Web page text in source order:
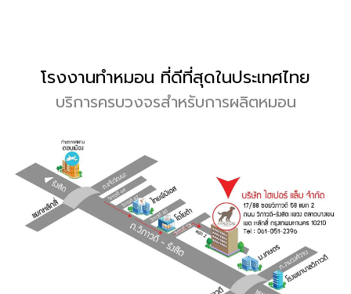
โรงงานทำหมอน ที่ดีที่สุดในประเทศไทย
บริการครบวงจรสำหรับการผลิตหมอน